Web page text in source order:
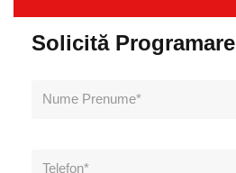
Solicită Programare